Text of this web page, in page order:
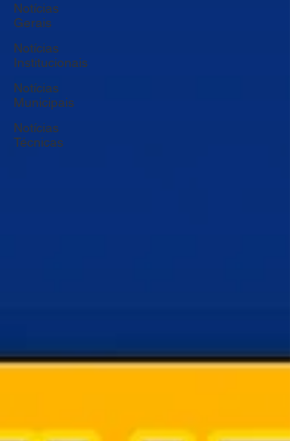
Notícias
Gerais
Notícias
Institucionais
Notícias
Municipais
Notícias
Técnicas